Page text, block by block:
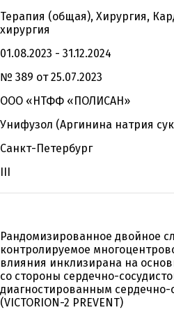
Терапия (общая), Хирургия,
хирургия
01.08.2023 - 31.12.2024
№ 389 от 25.07.2023
ООО «НТФФ «ПОЛИСАН»
Унифузол (Аргинина натрия
Санкт-Петербург
III
Рандомизированное двойное
контролируемое
влияния инклизирана на
со стороны сердечно-
диагностированным
(VICTORION-2 PREVENT)